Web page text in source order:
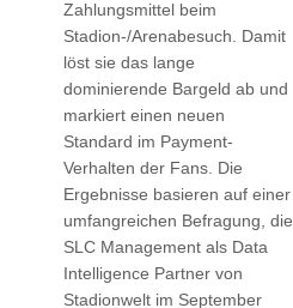
Zahlungsmittel beim
Stadion-/Arenabesuch. Damit
löst sie das lange
dominierende Bargeld ab und
markiert einen neuen
Standard im Payment-
Verhalten der Fans. Die
Ergebnisse basieren auf einer
umfangreichen Befragung, die
SLC Management als Data
Intelligence Partner von
Stadionwelt im September